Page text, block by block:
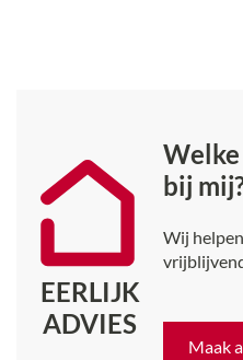
EERLIJK
ADVIES
bij
Wij
Maak